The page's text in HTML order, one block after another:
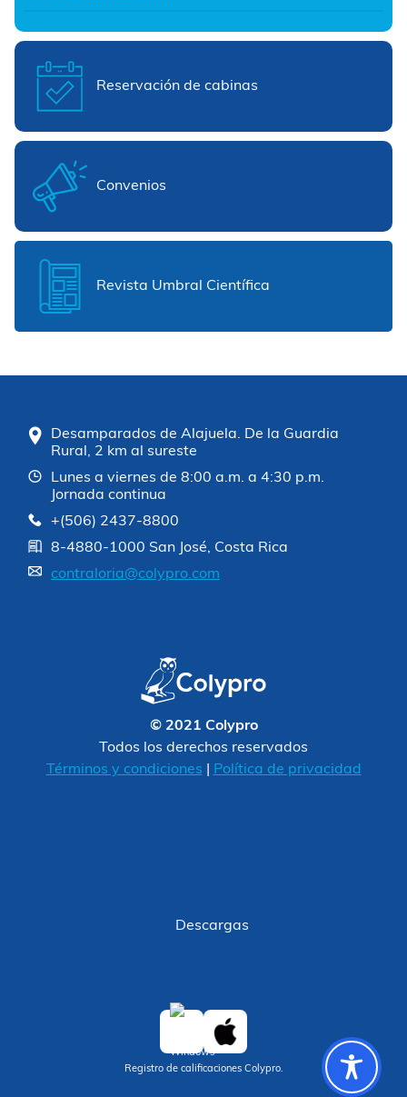
Reservación de cabinas
Convenios
Revista Umbral Científica
Desamparados de Alajuela. De la Guardia
Rural, 2 km al sureste
Lunes a viernes de 8:00 a.m. a 4:30 p.m.
Jornada continua
+(506) 2437-8800
8-4880-1000 San José, Costa Rica
contraloria@colypro.com
© 2021 Colypro
Todos los derechos reservados
Términos y condiciones
Política de privacidad
Descargas
Registro de calificaciones Colypro.